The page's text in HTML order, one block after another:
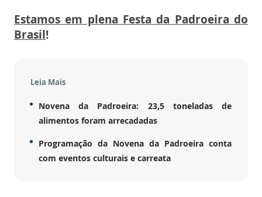
Estamos em plena Festa da Padroeira do
Brasil!
Leia Mais
Novena da Padroeira: 23,5 toneladas de
alimentos foram arrecadadas
Programação da Novena da Padroeira conta
com eventos culturais e carreata